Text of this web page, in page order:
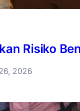
Risiko
2026